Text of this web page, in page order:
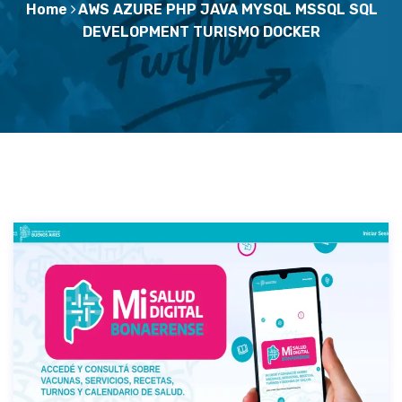
Home
AWS AZURE PHP JAVA MYSQL MSSQL SQL
DEVELOPMENT TURISMO DOCKER